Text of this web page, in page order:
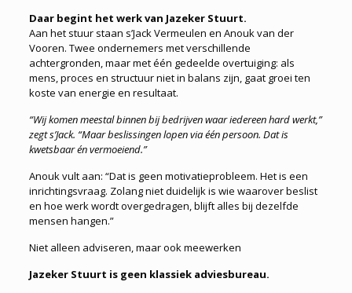
Daar begint het werk van Jazeker Stuurt.
Aan het stuur staan s’Jack Vermeulen en Anouk van der
Vooren. Twee ondernemers met verschillende
achtergronden, maar met één gedeelde overtuiging: als
mens, proces en structuur niet in balans zijn, gaat groei ten
koste van energie en resultaat.
“Wij komen meestal binnen bij bedrijven waar iedereen hard werkt,”
zegt s’Jack. “Maar beslissingen lopen via één persoon. Dat is
kwetsbaar én vermoeiend.”
Anouk vult aan: “Dat is geen motivatieprobleem. Het is een
inrichtingsvraag. Zolang niet duidelijk is wie waarover beslist
en hoe werk wordt overgedragen, blijft alles bij dezelfde
mensen hangen.”
Niet alleen adviseren, maar ook meewerken
Jazeker Stuurt is geen klassiek adviesbureau.